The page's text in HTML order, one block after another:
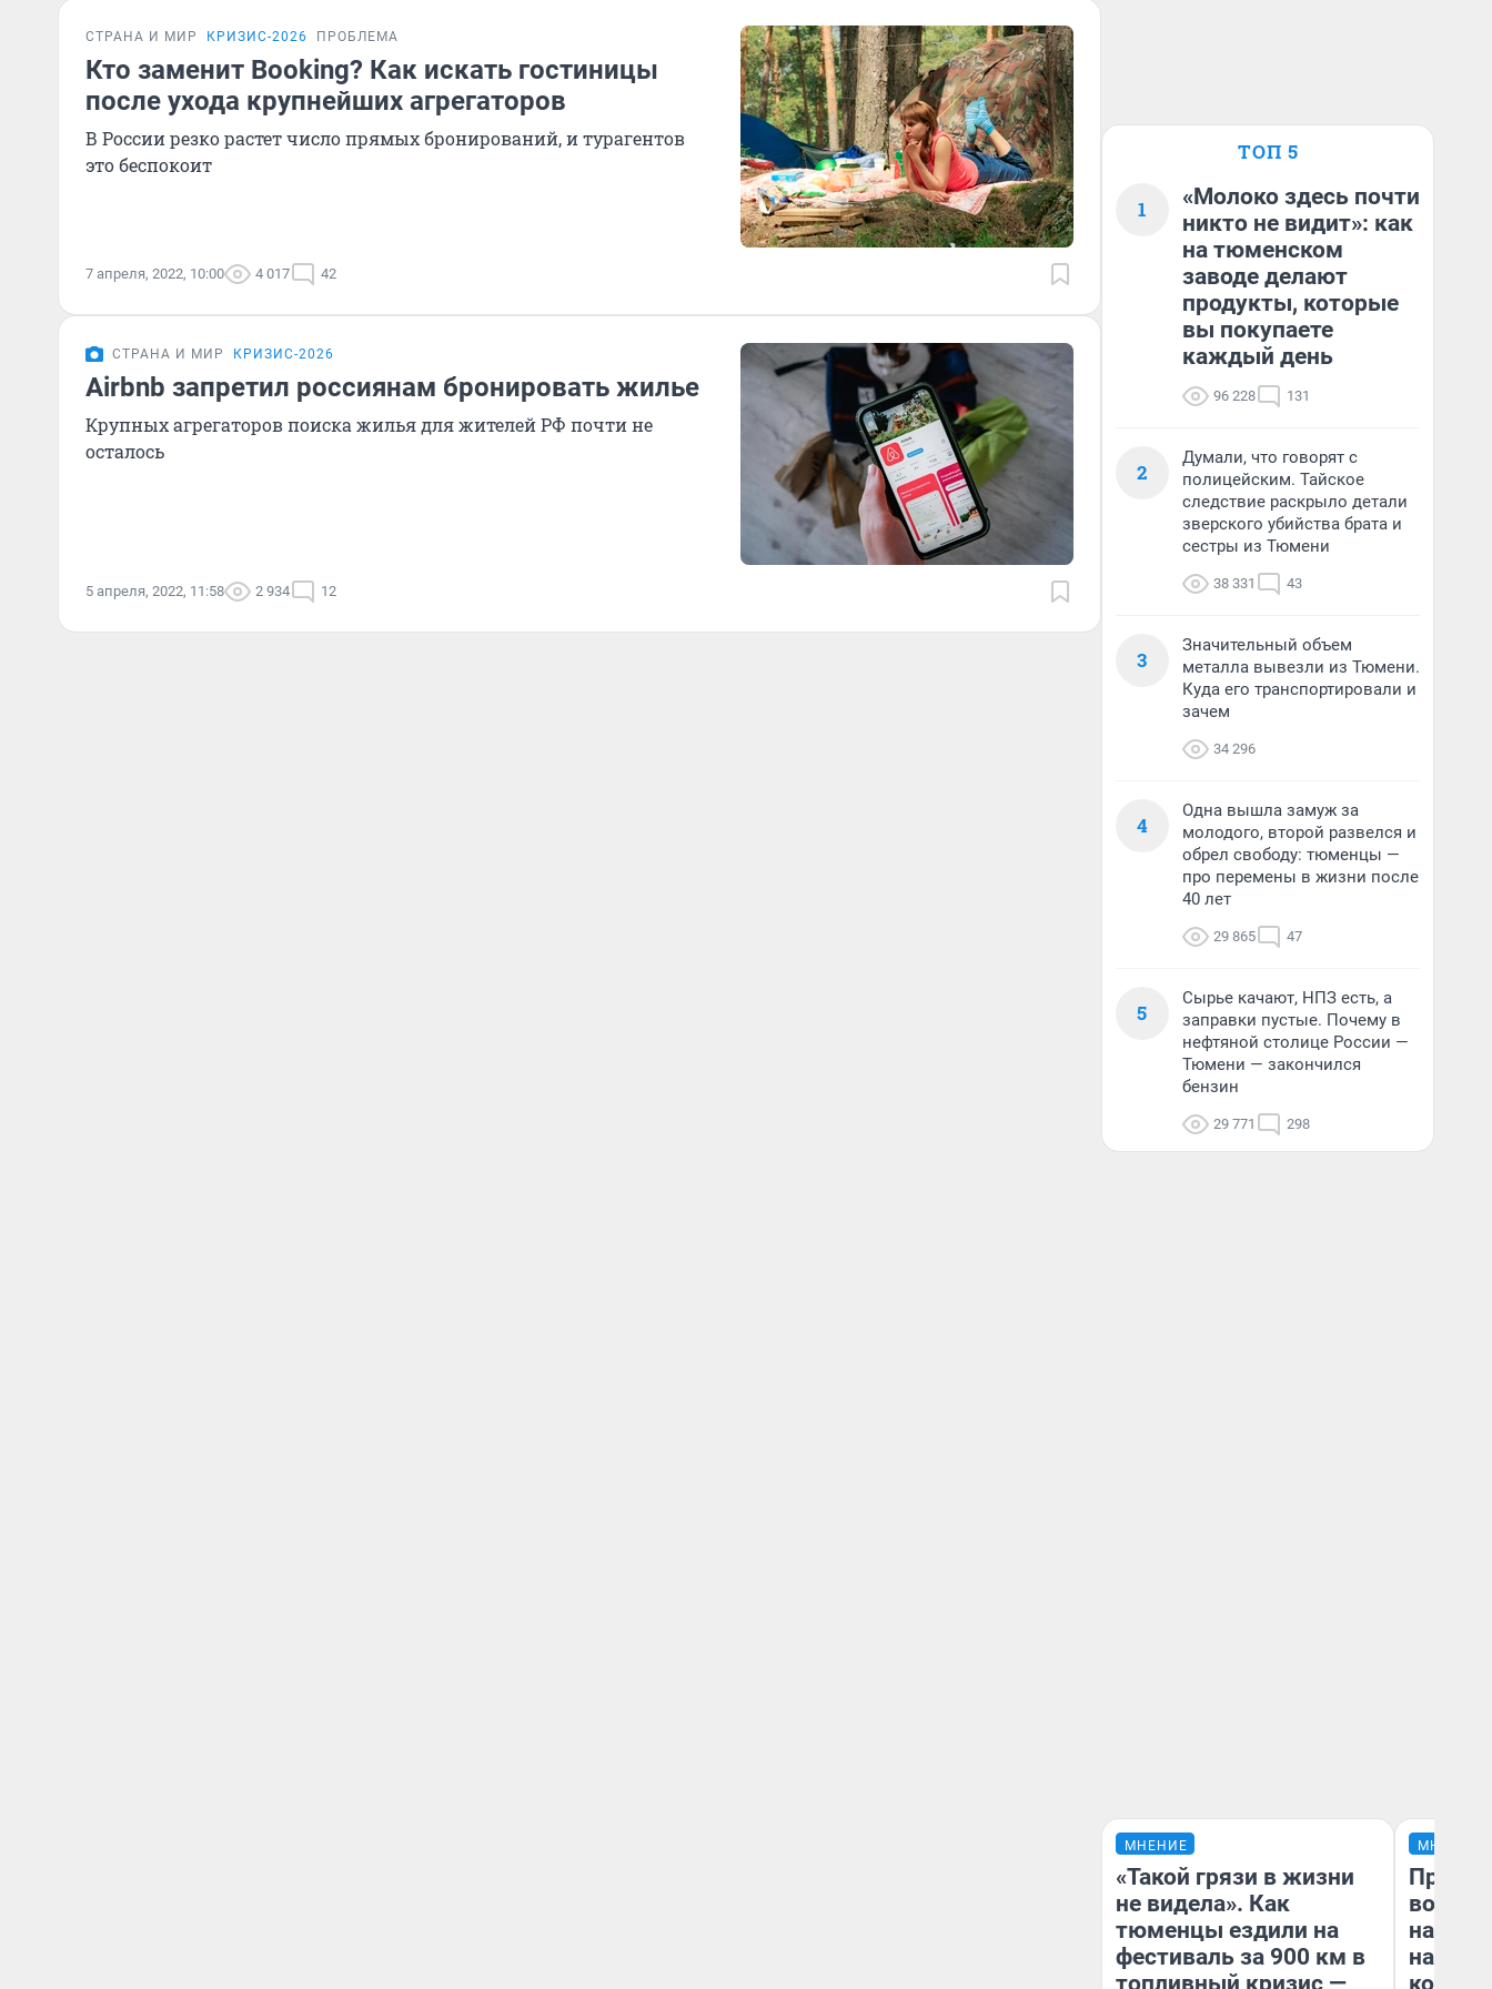
СТРАНА И МИР КРИЗИС-2026 ПРОБЛЕМА
Кто заменит Booking? Как искать гостиницы
после ухода крупнейших агрегаторов
В России резко растет число прямых бронирований, и турагентов
это беспокоит
7 апреля, 2022, 10:00 4 017 42
СТРАНА И МИР КРИЗИС-2026
Airbnb запретил россиянам бронировать жилье
Крупных агрегаторов поиска жилья для жителей РФ почти не
осталось
5 апреля, 2022, 11:58 2 934 12
ТОП 5
1
«Молоко здесь почти
никто не видит»: как
на тюменском
заводе делают
продукты, которые
вы покупаете
каждый день
96 228 131
2
Думали, что говорят с
полицейским. Тайское
следствие раскрыло детали
зверского убийства брата и
сестры из Тюмени
38 331 43
3
Значительный объем
металла вывезли из Тюмени.
Куда его транспортировали и
зачем
34 296
4
Одна вышла замуж за
молодого, второй развелся и
обрел свободу: тюменцы —
про перемены в жизни после
40 лет
29 865 47
5
Сырье качают, НПЗ есть, а
заправки пустые. Почему в
нефтяной столице России —
Тюмени — закончился
бензин
29 771 298
МНЕНИЕ
«Такой грязи в жизни
не видела». Как
тюменцы ездили на
фестиваль за 900 км в
топливный кризис —
МНЕНИЕ
нам